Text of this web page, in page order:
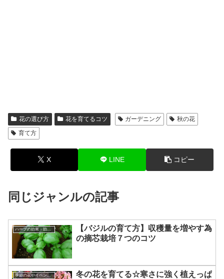
花の選び方 花を育てるコツ ガーデニング
秋の花
育て方
X LINE コピー
同じジャンルの記事
ハーブの効果・効能について
【バジルの育て方】収穫量を増やす為
の摘芯栽培７つのコツ
季節の花やイベントを楽しむコツ
冬の花を育てる☆寒さに強く植えっぱ